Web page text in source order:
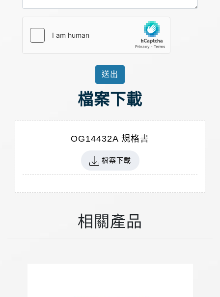
送出
檔案下載
OG14432A 規格書
檔案下載
相關產品